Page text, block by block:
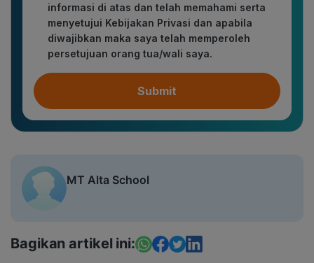
informasi di atas dan telah memahami serta
menyetujui Kebijakan Privasi dan apabila
diwajibkan maka saya telah memperoleh
persetujuan orang tua/wali saya.
Submit
MT Alta School
Bagikan artikel ini: